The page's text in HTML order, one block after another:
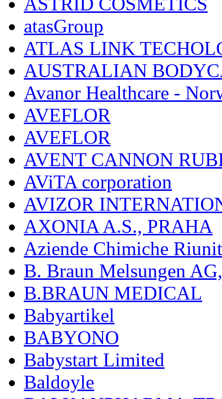
atasGroup
ATLAS LINK
AUSTRALIAN
Avanor Healthcare -
AVEFLOR
AVEFLOR
AVENT CANNON
AViTA corporation
AVIZOR
AXONIA A.S., PRAHA
Aziende Chimiche
B. Braun Melsungen
B.BRAUN MEDICAL
Babyartikel
BABYONO
Babystart Limited
Baldoyle